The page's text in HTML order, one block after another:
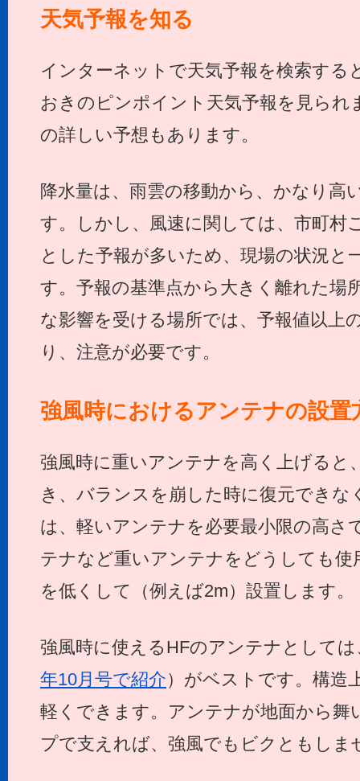
天気予報を知る
インターネットで天気予報を検索する
おきのピンポイント天気予報を見られ
の詳しい予想もあります。
降水量は、雨雲の移動から、かなり高
す。しかし、風速に関しては、市町村
とした予報が多いため、現場の状況と
す。予報の基準点から大きく離れた場
な影響を受ける場所では、予報値以上
り、注意が必要です。
強風時におけるアンテナの設置
強風時に重いアンテナを高く上げると
き、バランスを崩した時に復元できな
は、軽いアンテナを必要最小限の高さ
テナなど重いアンテナをどうしても使
を低くして（例えば2m）設置します。
強風時に使えるHFのアンテナとして
年10月号で紹介）がベストです。構造
軽くできます。アンテナが地面から舞
プで支えれば、強風でもビクともしま